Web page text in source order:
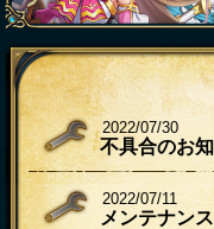
不具合のお
2022/07/30
メンテナン
2022/07/11